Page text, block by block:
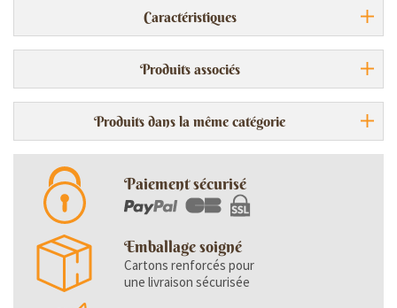
Caractéristiques
Produits associés
Produits dans la même catégorie
Paiement sécurisé
Emballage soigné
Cartons renforcés pour
une livraison sécurisée